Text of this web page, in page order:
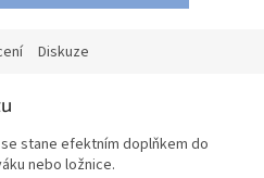
Diskuze
stane efektním doplňkem do
nebo ložnice.